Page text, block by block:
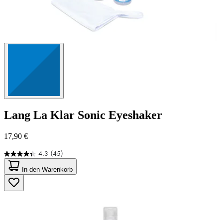
Lang La Klar Sonic Eyeshaker
17,90 €
4.3 (45)
4.3
von
5
Sternen.
45
In den Warenkorb